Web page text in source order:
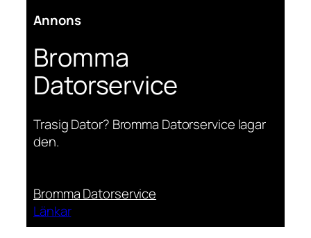
Annons
Bromma
Datorservice
Trasig Dator? Bromma Datorservice lagar
den.
Bromma Datorservice
Länkar